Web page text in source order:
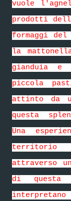
vuole
prodotti
formaggi
la
gianduia
piccola
attinto da
questa
Una
territorio
attraverso
di